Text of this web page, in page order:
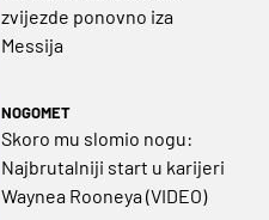
zvijezde ponovno iza
Messija
NOGOMET
Skoro mu slomio nogu:
Najbrutalniji start u karijeri
Waynea Rooneya (VIDEO)